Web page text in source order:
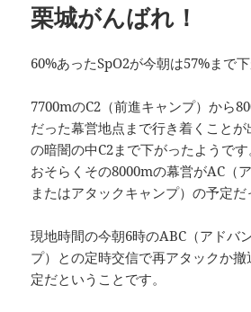
ー
栗城がんばれ！
60%あったSpO2が今朝は57%まで下
7700mのC2（前進キャンプ）から
だった幕営地点まで行き着くこと
の暗闇の中C2まで下がったようです
おそらくその8000mの幕営がAC（
またはアタックキャンプ）の予定だ
現地時間の今朝6時のABC（アドバ
プ）との定時交信で再アタックか
定だということです。